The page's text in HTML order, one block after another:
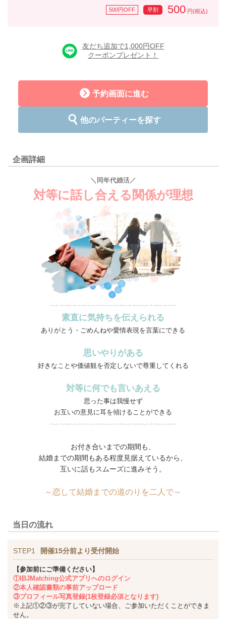
500円OFF 早割 500 円(税込)
友だち追加で1,000円OFF
クーポンプレゼント！
予約画面に進む
他のパーティーを探す
企画詳細
＼同年代婚活／
対等に話し合える関係が理想
素直に気持ちを伝えられる
ありがとう・ごめんねや愛情表現を言葉にできる
思いやりがある
好きなことや価値観を否定しないで尊重してくれる
対等に何でも言いあえる
思った事は我慢せず
お互いの意見に耳を傾けることができる
お付き合いまでの期間も、
結婚までの期間もある程度見据えているから、
互いに話もスムーズに進みそう。
～恋して結婚までの道のりを二人で～
当日の流れ
STEP1 開催15分前より受付開始
【参加前にご準備ください】
①IBJMatching公式アプリへのログイン
②本人確認書類の事前アップロード
③プロフィール写真登録(1枚登録必須となります)
※上記①②③が完了していない場合、ご参加いただくことができま
せん。